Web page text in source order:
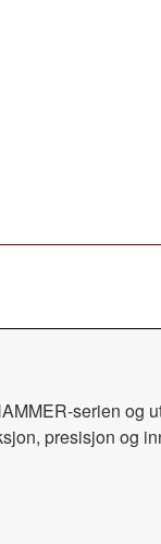
serien og
presisjon og